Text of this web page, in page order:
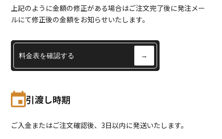
上記のように金額の修正がある場合はご注文完了後に発注メー
ルにて修正後の金額をお知らせいたします。
料金表を確認する →
引渡し時期
ご入金またはご注文確認後、3日以内に発送いたします。